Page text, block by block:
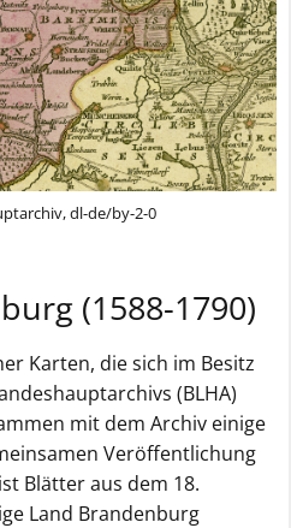
dl-de/by-2-0
(1588-1790)
Karten, die sich im Besitz
(BLHA)
mit dem Archiv einige
Veröffentlichung
Blätter aus dem 18.
Land Brandenburg